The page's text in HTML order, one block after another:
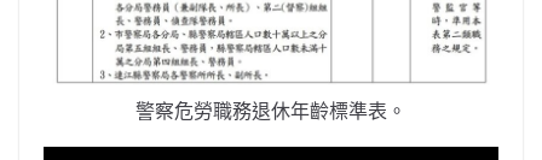
警察危勞職務退休年齡標準表。